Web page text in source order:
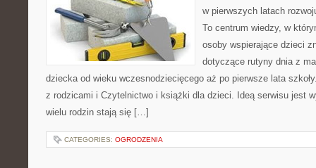
w pierwszych latach
To centrum wiedzy, w
osoby wspierające dzieci
dotyczące rutyny dnia z
dziecka od wieku wczesnodziecięcego aż po pierwsze lata
z rodzicami i Czytelnictwo i książki dla dzieci. Ideą serwisu jest
wielu rodzin stają się […]
CATEGORIES: OGRODZENIA